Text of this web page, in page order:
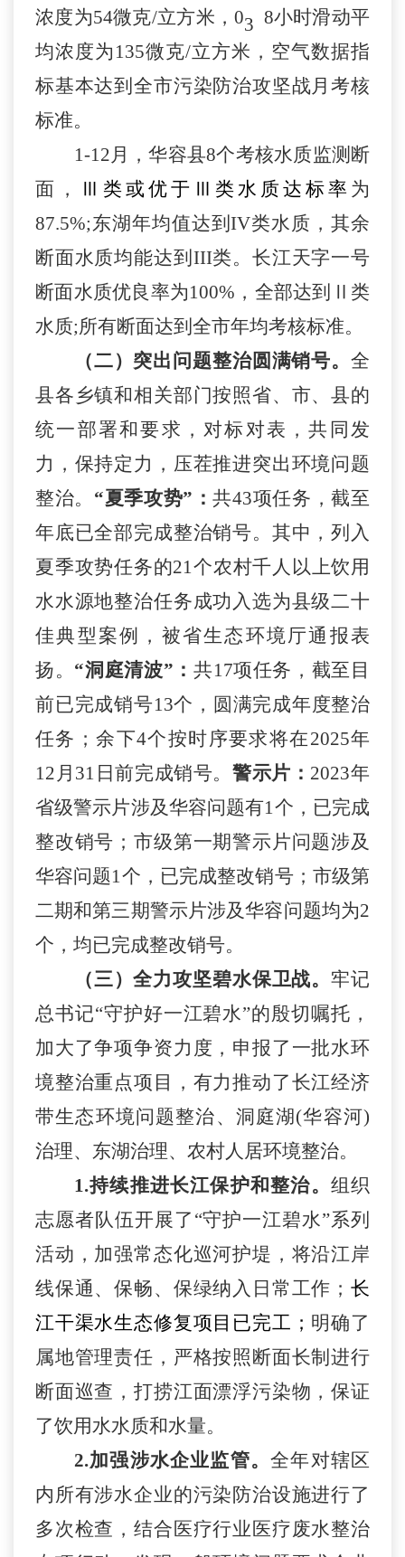
浓度为54微克/立方米 ，03 8小时滑动平
均浓度为 135微克/立方米，空气数据指
标基本达到全市污染防治攻坚战月考核
标准。
1-12月 ，华容县8个考核水质监测断
面，
Ⅲ类或优于Ⅲ类水质达标率 为
87.5%;东湖年均值达到IV类水质，其余
断面水质均能达到III类。长江天字一号
断面水质优良率为100%，全部达到Ⅱ类
水质;所有断面达到全市年均考核标准。
（二）突出问题整治圆满销号。 全
县各乡镇和相关部门按照省、市、县的
统一部署和要求，对标对表，共同发
力，保持定力，压茬推进突出环境问题
整治。 “夏季攻势”：共43项任务，截至
年底已全部完成整治销号。其中，列入
夏季攻势任务的21个农村千人以上饮用
水水源地整治任务成功入选为县级二十
佳典型案例，被省生态环境厅通报表
扬。 “洞庭清波”： 共17项任务，截至目
前已完成销号13个， 圆满完成年度整治
任务；余下4个按时序要求将在2025年
12月31日前完成销号。警示片： 2023年
省级警示片涉及华容问题有1个，已完成
整改销号；市级第一期警示片问题涉及
华容问题1个，已完成整改销号；市级第
二期和第三期警示片涉及华容问题均为2
个，均已完成整改销号。
（三）全力攻坚碧水保卫战。牢记
总书记“守护好一江碧水”的殷切嘱托，
加大了争项争资力度，申报了一批水环
境整治重点项目，有力推动了长江经济
带生态环境问题整治、洞庭湖(华容河)
治理、东湖治理、农村人居环境整治。
1.持续推进长江保护和整治。 组织
志愿者队伍开展了 “守护一江碧水”系列
活动，加强常态化巡河护堤，将沿江岸
线保通、保畅、保绿纳入日常工作； 长
江干渠水生态修复项目已完工； 明确了
属地管理责任，严格按照断面长制进行
断面巡查，打捞江面漂浮污染物，保证
了饮用水水质和水量。
2.加强涉水企业监管。全年对辖区
内所有涉水企业的污染防治设施进行了
多次检查，结合医疗行业医疗废水整治